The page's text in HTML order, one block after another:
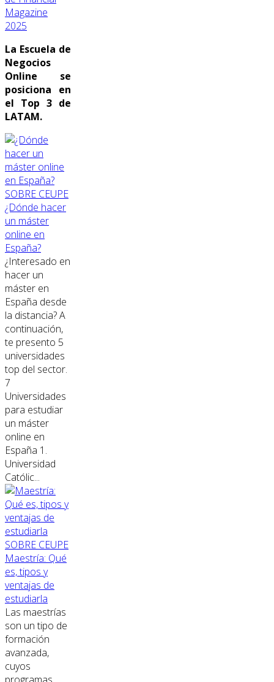
Magazine
2025
La Escuela de
Negocios
Online se
posiciona en
el Top 3 de
LATAM.
SOBRE CEUPE
¿Dónde hacer
un máster
online en
España?
¿Interesado en
hacer un
máster en
España desde
la distancia? A
continuación,
te presento 5
universidades
top del sector.
7
Universidades
para estudiar
un máster
online en
España 1.
Universidad
Católic...
SOBRE CEUPE
Maestría: Qué
es, tipos y
ventajas de
estudiarla
Las maestrías
son un tipo de
formación
avanzada,
cuyos